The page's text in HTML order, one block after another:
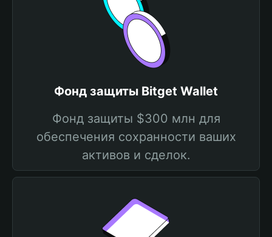
Фонд защиты Bitget Wallet
Фонд защиты $300 млн для
обеспечения сохранности ваших
активов и сделок.